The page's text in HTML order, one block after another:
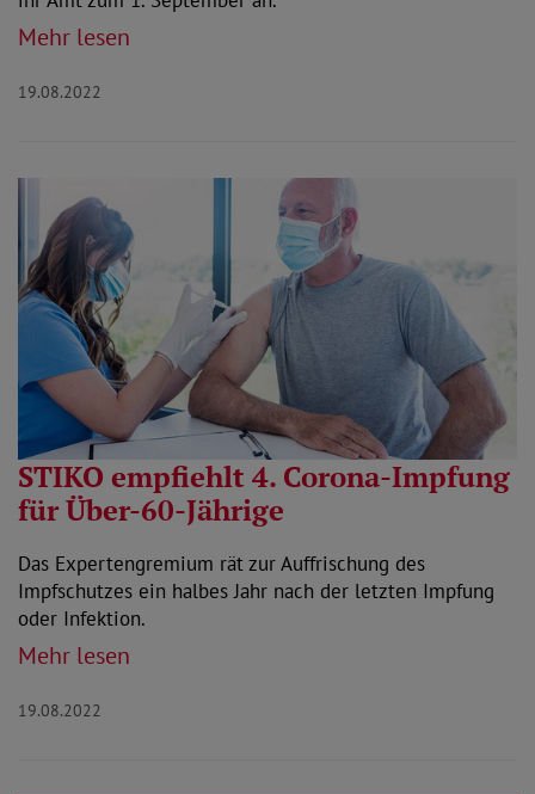
Mehr lesen
19.08.2022
STIKO empfiehlt 4. Corona-Impfung
für Über-60-Jährige
Das Expertengremium rät zur Auffrischung des
Impfschutzes ein halbes Jahr nach der letzten Impfung
oder Infektion.
Mehr lesen
19.08.2022